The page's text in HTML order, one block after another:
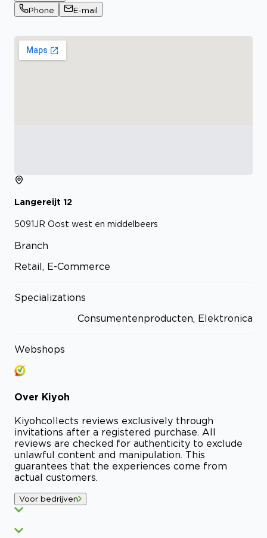
Phone
E-mail
Langereijt 12
5091JR Oost west en middelbeers
Branch
Retail, E-Commerce
Specializations
Consumentenproducten, Elektronica
Webshops
Over Kiyoh
Kiyohcollects reviews exclusively through
invitations after a registered purchase. All
reviews are checked for authenticity to exclude
unlawful content and manipulation. This
guarantees that the experiences come from
actual customers.
Voor bedrijven